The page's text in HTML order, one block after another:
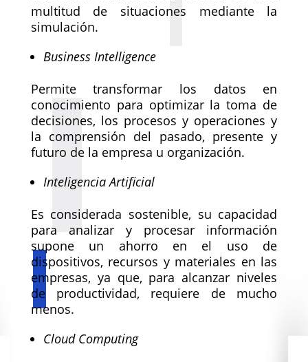
multitud de situaciones mediante la
simulación.
Business Intelligence
Permite transformar los datos en
conocimiento para optimizar la toma de
decisiones, los procesos y operaciones y
la comprensión del pasado, presente y
futuro de la empresa u organización.
Inteligencia Artificial
Es considerada sostenible, su capacidad
para analizar y procesar información
supone un ahorro en el uso de
dispositivos, recursos y materiales en las
empresas, ya que, para alcanzar niveles
de productividad, requiere de mucho
menos.
Cloud Computing